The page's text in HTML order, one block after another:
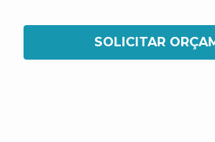
SOLICITAR